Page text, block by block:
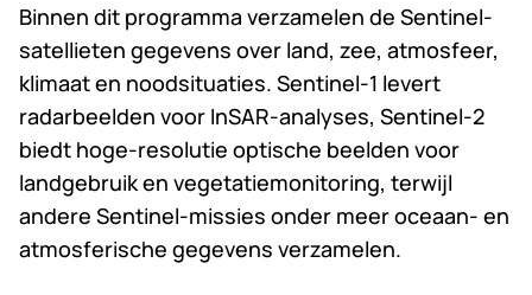
Binnen dit programma verzamelen de Sentinel-
satellieten gegevens over land, zee, atmosfeer,
klimaat en noodsituaties. Sentinel-1 levert
radarbeelden voor InSAR-analyses, Sentinel-2
biedt hoge-resolutie optische beelden voor
landgebruik en vegetatiemonitoring, terwijl
andere Sentinel-missies onder meer oceaan- en
atmosferische gegevens verzamelen.